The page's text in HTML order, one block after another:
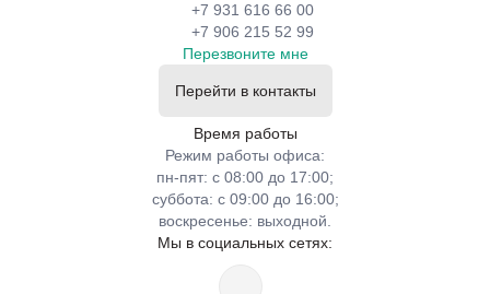
+7 931 616 66 00
+7 906 215 52 99
Перезвоните мне
Перейти в контакты
Время работы
Режим работы офиса:
пн-пят: с 08:00 до 17:00;
суббота: с 09:00 до 16:00;
воскресенье: выходной.
Мы в социальных сетях: